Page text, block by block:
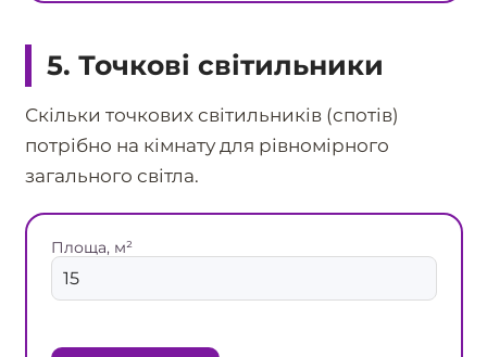
5. Точкові світильники
Скільки точкових світильників (спотів)
потрібно на кімнату для рівномірного
загального світла.
Площа, м²